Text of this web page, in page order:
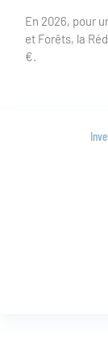
En 2026, pour
et Forêts, la
€.